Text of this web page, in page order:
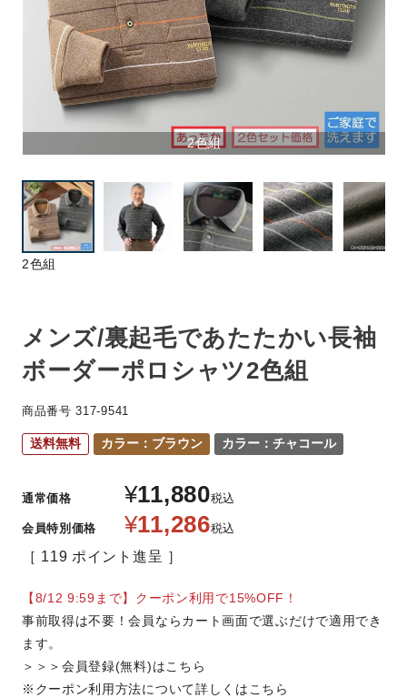
2色組
2色組
メンズ/裏起毛であたたかい長袖
ボーダーポロシャツ2色組
商品番号 317-9541
送料無料 カラー：ブラウン カラー：チャコール
通常価格 ¥11,880税込
会員特別価格 ¥11,286税込
119 ポイント進呈
【8/12 9:59まで】クーポン利用で15%OFF！
事前取得は不要！会員ならカート画面で選ぶだけで適用でき
ます。
＞＞＞会員登録(無料)はこちら
※クーポン利用方法について詳しくはこちら